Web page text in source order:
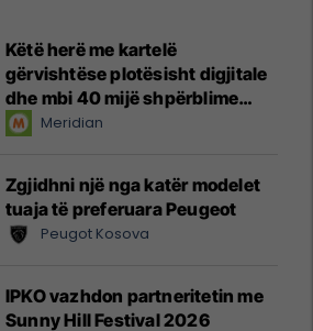
Këtë herë me kartelë
gërvishtëse plotësisht digjitale
dhe mbi 40 mijë shpërblime
instant!Meridian
Zgjidhni një nga katër modelet
tuaja të preferuara Peugeot
Peugot Kosova
IPKO vazhdon partneritetin me
Sunny Hill Festival 2026